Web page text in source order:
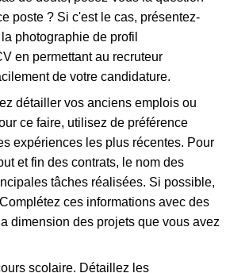
poste ? Si c'est le cas, présentez-
photographie de profil
en permettant au recruteur
de votre candidature.
détailler vos anciens emplois ou
ce faire, utilisez de préférence
expériences les plus récentes. Pour
et fin des contrats, le nom des
tâches réalisées. Si possible,
ces informations avec des
dimension des projets que vous avez
scolaire. Détaillez les